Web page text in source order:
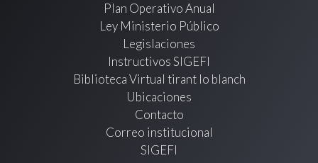
Plan Operativo Anual
Ley Ministerio Público
Legislaciones
Instructivos SIGEFI
Biblioteca Virtual tirant lo blanch
Ubicaciones
Contacto
Correo institucional
SIGEFI